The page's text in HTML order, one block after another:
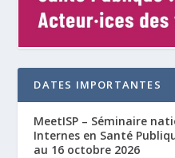
DATES IMPORTANTES
MeetISP – Séminaire
Internes en Santé
au 16 octobre 2026